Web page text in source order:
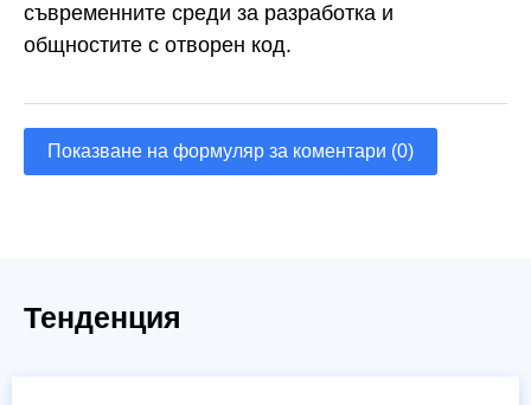
съвременните среди за разработка и
общностите с отворен код.
Показване на формуляр за коментари (0)
Тенденция